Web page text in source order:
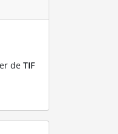
de TIF